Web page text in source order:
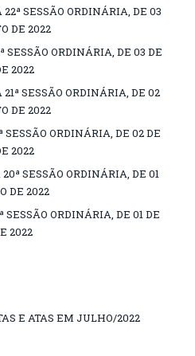
22ª SESSÃO ORDINÁRIA, DE 03
DE 2022
SESSÃO ORDINÁRIA, DE 03 DE
2022
SESSÃO ORDINÁRIA, DE 02
DE 2022
SESSÃO ORDINÁRIA, DE 02 DE
2022
SESSÃO ORDINÁRIA, DE 01
DE 2022
SESSÃO ORDINÁRIA, DE 01 DE
2022
E ATAS EM JULHO/2022